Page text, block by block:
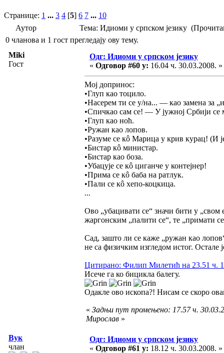
Странице: 1 ... 3 4 [5] 6 7 ... 10
Аутор
Тема: Идиоми у српском језику
0 чланова и 1 гост прегледају ову тему.
Miki
Гост
Одг: Идиоми у српском језику
« Одговор #60 у: 16.04 ч. 30.03.2008. »
Мој допринос:
•Глуп као тоцило.
•Насерем ти се у/на... — као замена за
•Спичкао сам се! — У јужној Србији се
•Глуп као ноћ.
•Ружан као лопов.
•Разуме се кô Марица у крив курац! (И
•Бистар кô министар.
•Бистар као боза.
•Убацује се кô циганче у контејнер!
•Прима се кô баба на ратлук.
•Пали се кô хепо-коцкица.
...
Ово „убацивати се“ значи бити у „свом
жаргонским „палити се“, те „примати
Сад, зашто ли се каже „ружан као
не са физичким изгледом истог.
Цитирано: Филип Милетић на 23.51 ч.
Исече га ко бицикла балегу.
Одакле ово ископа?! Нисам се скоро
« Задњи пут промењено: 17.57 ч.
Мирослав »
Вук
члан
Одг: Идиоми у српском језику
« Одговор #61 у: 18.12 ч. 30.03.2008. »